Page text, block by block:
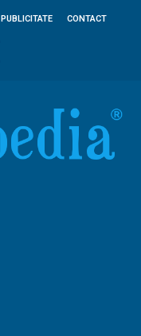
PUBLICITATE CONTACT